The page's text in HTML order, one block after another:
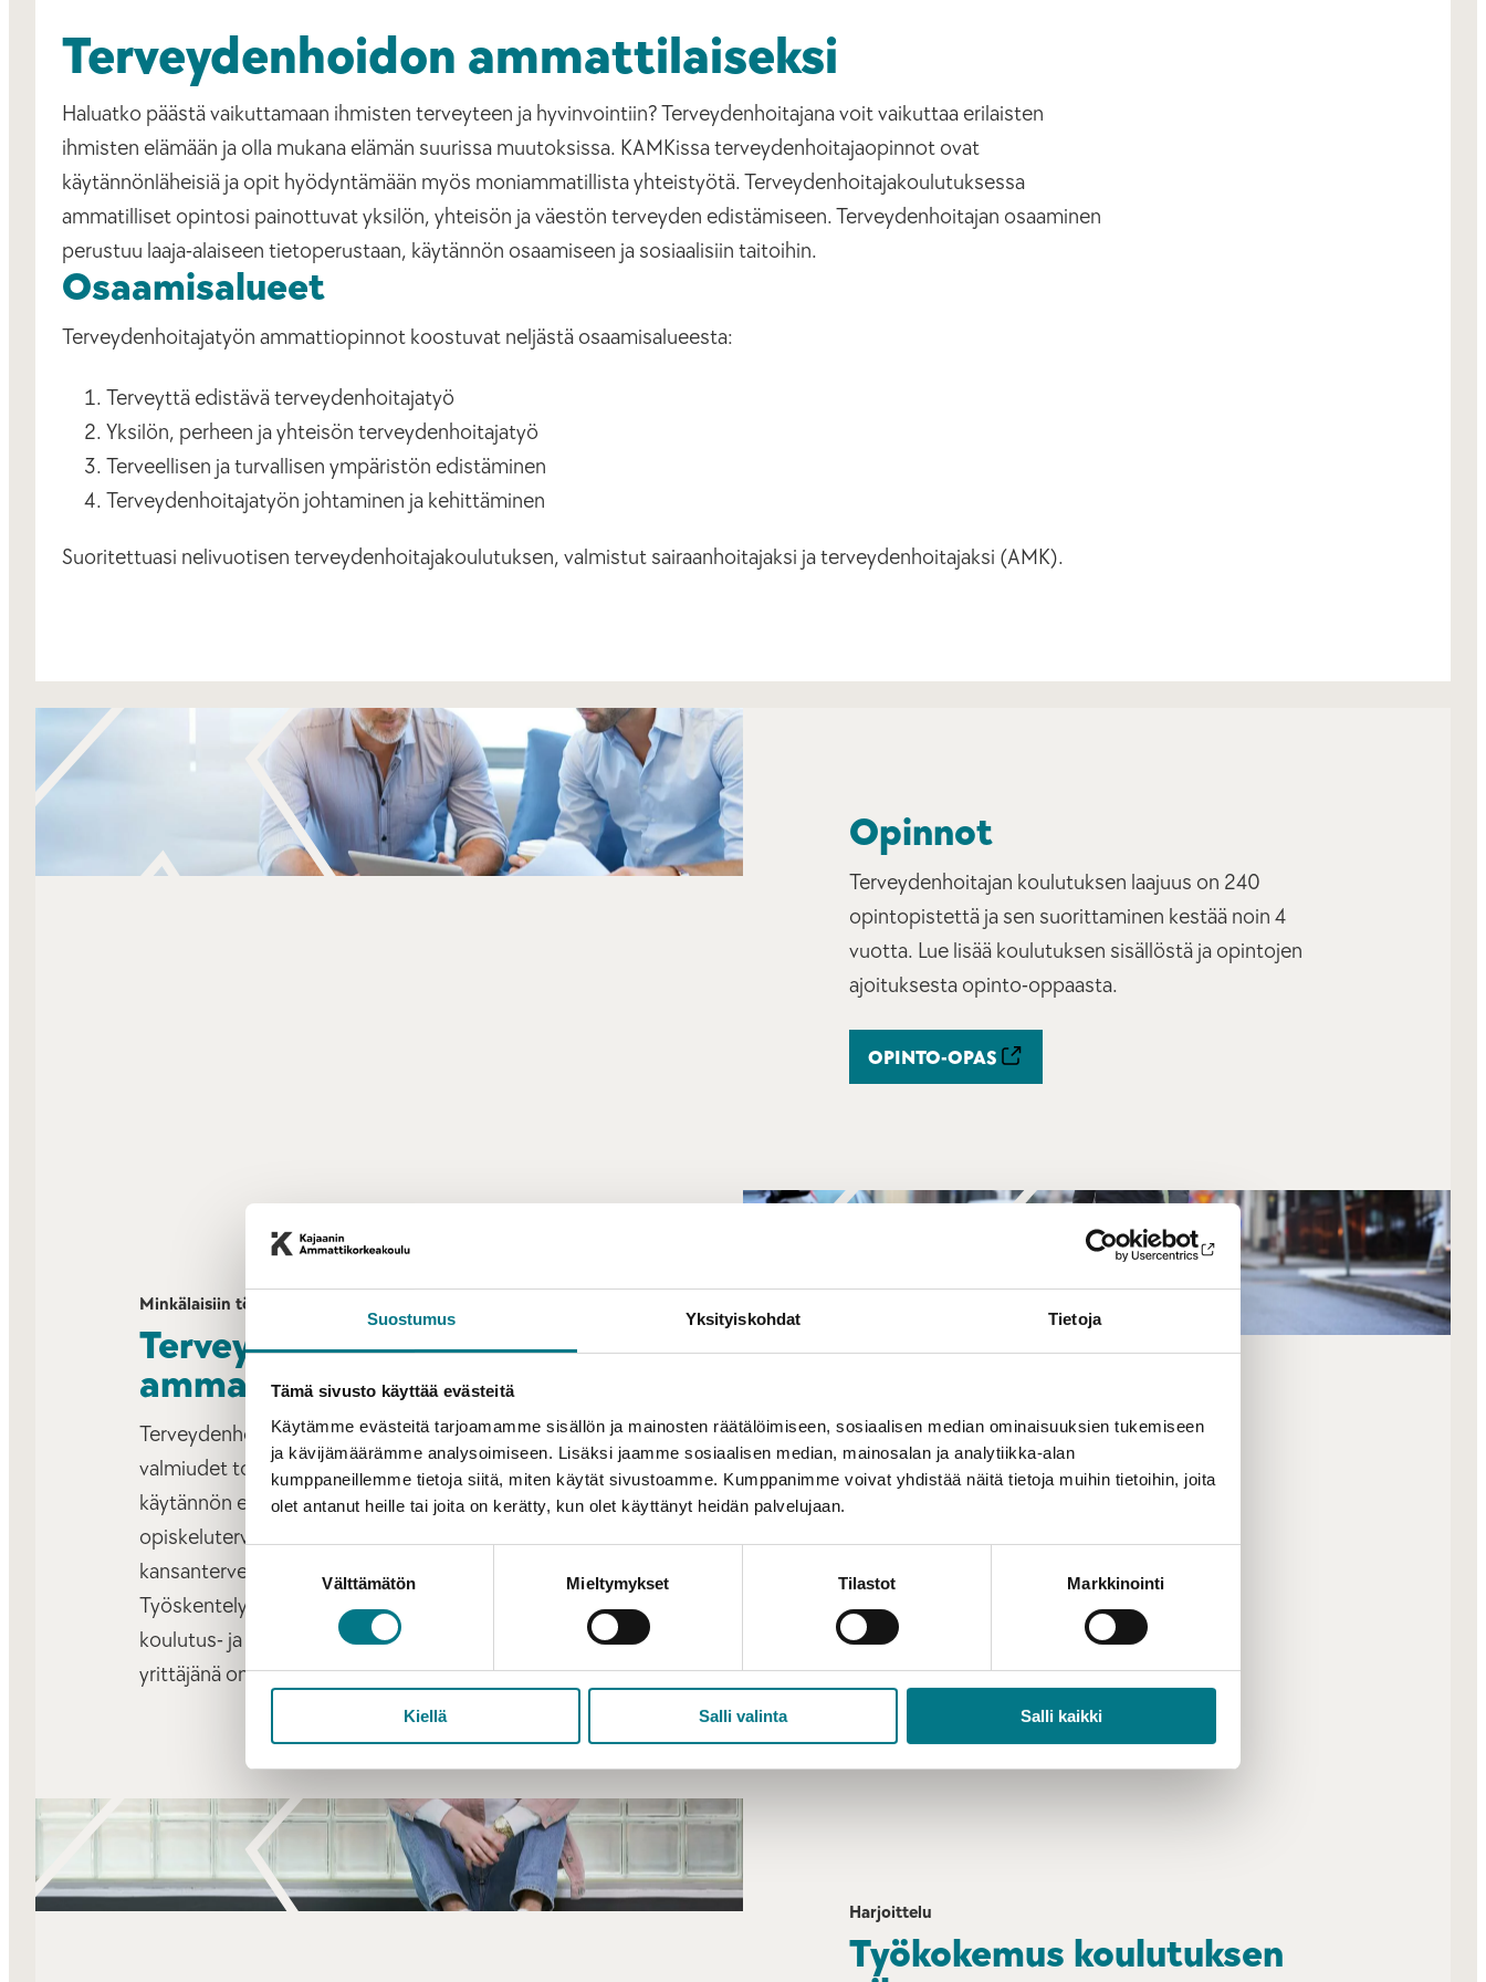
Suostumus Yksityiskohdat Tietoja
Tämä sivusto käyttää evästeitä
Käytämme evästeitä tarjoamamme sisällön ja mainosten räätälöimiseen, sosiaalisen median ominaisuuksien tukemiseen
ja kävijämäärämme analysoimiseen. Lisäksi jaamme sosiaalisen median, mainosalan ja analytiikka-alan
kumppaneillemme tietoja siitä, miten käytät sivustoamme. Kumppanimme voivat yhdistää näitä tietoja muihin tietoihin, joita
olet antanut heille tai joita on kerätty, kun olet käyttänyt heidän palvelujaan.
valinta
Välttämätön Mieltymykset Tilastot Markkinointi
Kiellä Salli valinta Salli kaikki
Terveydenhoidon ammattilaiseksi
Haluatko päästä vaikuttamaan ihmisten terveyteen ja hyvinvointiin? Terveydenhoitajana voit vaikuttaa erilaisten
ihmisten elämään ja olla mukana elämän suurissa muutoksissa. KAMKissa terveydenhoitajaopinnot ovat
käytännönläheisiä ja opit hyödyntämään myös moniammatillista yhteistyötä. Terveydenhoitajakoulutuksessa
ammatilliset opintosi painottuvat yksilön, yhteisön ja väestön terveyden edistämiseen. Terveydenhoitajan osaaminen
perustuu laaja-alaiseen tietoperustaan, käytännön osaamiseen ja sosiaalisiin taitoihin.
Osaamisalueet
Terveydenhoitajatyön ammattiopinnot koostuvat neljästä osaamisalueesta:
Terveyttä edistävä terveydenhoitajatyö
Yksilön, perheen ja yhteisön terveydenhoitajatyö
Terveellisen ja turvallisen ympäristön edistäminen
Terveydenhoitajatyön johtaminen ja kehittäminen
Suoritettuasi nelivuotisen terveydenhoitajakoulutuksen, valmistut sairaanhoitajaksi ja terveydenhoitajaksi (AMK).
Opinnot
Terveydenhoitajan koulutuksen laajuus on 240
opintopistettä ja sen suorittaminen kestää noin 4
vuotta. Lue lisää koulutuksen sisällöstä ja opintojen
ajoituksesta opinto-oppaasta.
OPINTO-OPAS
Minkälaisiin töihin valmistun?
Terveydenhoitoalan
ammattilainen
Terveydenhoitajan tutkinnon suoritettuasi saat
valmiudet toimia terveydenhoitajan tehtävissä
käytännön eri työkentillä, neuvoloissa, koulu- ja
opiskeluterveydenhuollossa, työterveyshuollossa,
kansanterveystyössä ja ikääntyneiden palveluissa.
Työskentely erilaisissa yhteisöissä, järjestöissä,
koulutus- ja projektitehtävissä sekä itsenäisenä
yrittäjänä on myös mahdollista terveydenhoitajalle.
Harjoittelu
Työkokemus koulutuksen